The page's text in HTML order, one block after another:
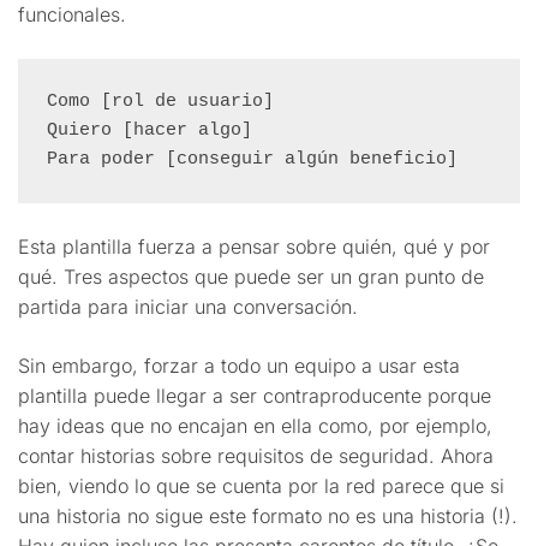
funcionales.
Como [rol de usuario]
Quiero [hacer algo]
Para poder [conseguir algún beneficio]
Esta plantilla fuerza a pensar sobre quién, qué y por
qué. Tres aspectos que puede ser un gran punto de
partida para iniciar una conversación.
Sin embargo, forzar a todo un equipo a usar esta
plantilla puede llegar a ser contraproducente porque
hay ideas que no encajan en ella como, por ejemplo,
contar historias sobre requisitos de seguridad. Ahora
bien, viendo lo que se cuenta por la red parece que si
una historia no sigue este formato no es una historia (!).